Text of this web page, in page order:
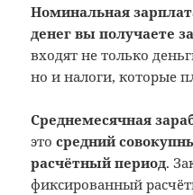
Номинальная
денег вы получаете
входят не только
но и налоги, которые
Среднемесячная
этосредний
расчётный период.
фиксированный